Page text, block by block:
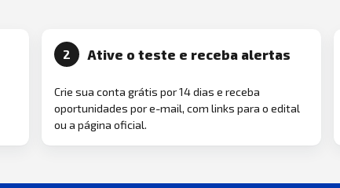
2 Ative o teste e receba alertas
Crie sua conta grátis por 14 dias e receba
oportunidades por e-mail, com links para o edital
ou a página oficial.